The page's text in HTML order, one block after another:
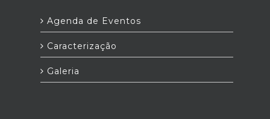
Agenda de Eventos
Caracterização
Galeria